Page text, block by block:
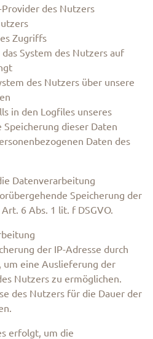
des Nutzers
Zugriffs
System des Nutzers auf
des Nutzers über unsere
in den Logfiles unseres
Speicherung dieser Daten
Daten des
Datenverarbeitung
Speicherung der
6 Abs. 1 lit. f DSGVO.
der IP-Adresse durch
um eine Auslieferung der
Nutzers zu ermöglichen.
des Nutzers für die Dauer der
erfolgt, um die